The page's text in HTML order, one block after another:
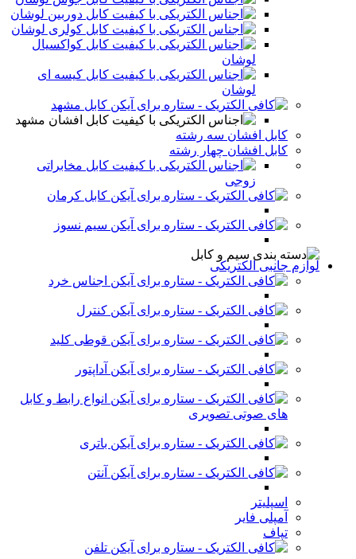
کابل دوربین لوشان
کابل کولری لوشان
کابل کواکسیال
لوشان
کابل کیسه ای
لوشان
کابل مشهد
کابل افشان مشهد
کابل افشان سه رشته
کابل افشان چهار رشته
کابل مخابراتی
زوجی
کابل کرمان
سیم نسوز
لوازم جانبی الکتریکی
اجناس خرد
کنترل
قوطی کلید
آداپتور
انواع رابط و کابل
های صوتی تصویری
باتری
آنتن
اسپلیتر
آمپلی فایر
تپاف
تلفن